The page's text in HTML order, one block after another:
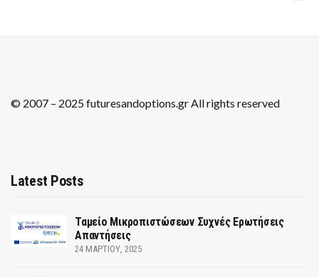
© 2007 – 2025 futuresandoptions.gr All rights reserved
Latest Posts
Ταμείο Μικροπιστώσεων Συχνές Ερωτήσεις
Απαντήσεις
24 ΜΑΡΤΊΟΥ, 2025